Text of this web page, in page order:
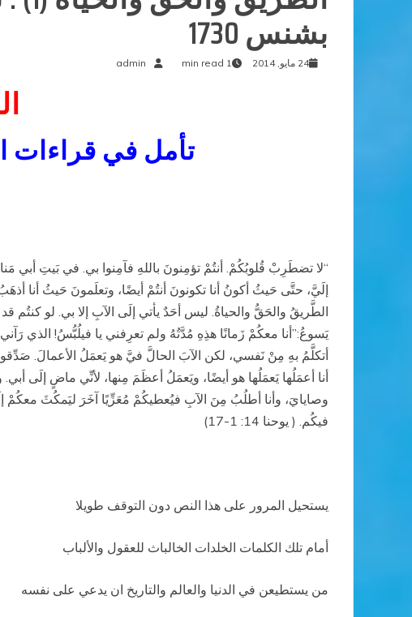
بشنس 1730
24 مايو, 2014 1 min read
admin
تأمل في قراءات السبت 24 مايو 2014
“لا تضطَرِبْ قُلوبُكُمْ. أنتُمْ تؤمِنونَ باللهِ فآمِنوا بي. في بَيتِ أبي
إلَيَّ، حتَّى حَيثُ أكونُ أنا تكونونَ أنتُمْ أيضًا، وتعلَمونَ حَيثُ أنا
الطَّريقُ والحَقُّ والحياةُ. ليس أحَدٌ يأتي إلَى الآبِ إلا بي. لو كنتُم
يَسوعُ:”أنا معكُمْ زَمانًا هذِهِ مُدَّتُهُ ولم تعرِفني يا فيلُبُّسُ! الذي
أتكلَّمُ بهِ مِنْ نَفسي، لكن الآبَ الحالَّ فيَّ هو يَعمَلُ الأعمالَ.
أنا أعمَلُها يَعمَلُها هو أيضًا، ويَعمَلُ أعظَمَ مِنها، لأنِّي ماضٍ إلَى
وصايايَ، وأنا أطلُبُ مِنَ الآبِ فيُعطيكُمْ مُعَزِّيًا آخَرَ ليَمكُثَ معكُمْ إلَى
فيكُم. ( يوحنا 14: 1-17)
يستحيل المرور على هذا النص دون التوقف طويلا
أمام تلك الكلمات الخلدات الخالباث للعقول والألباب
من يستطيعن في الدنيا والعالم والتاريخ ان يدعي على نفسه